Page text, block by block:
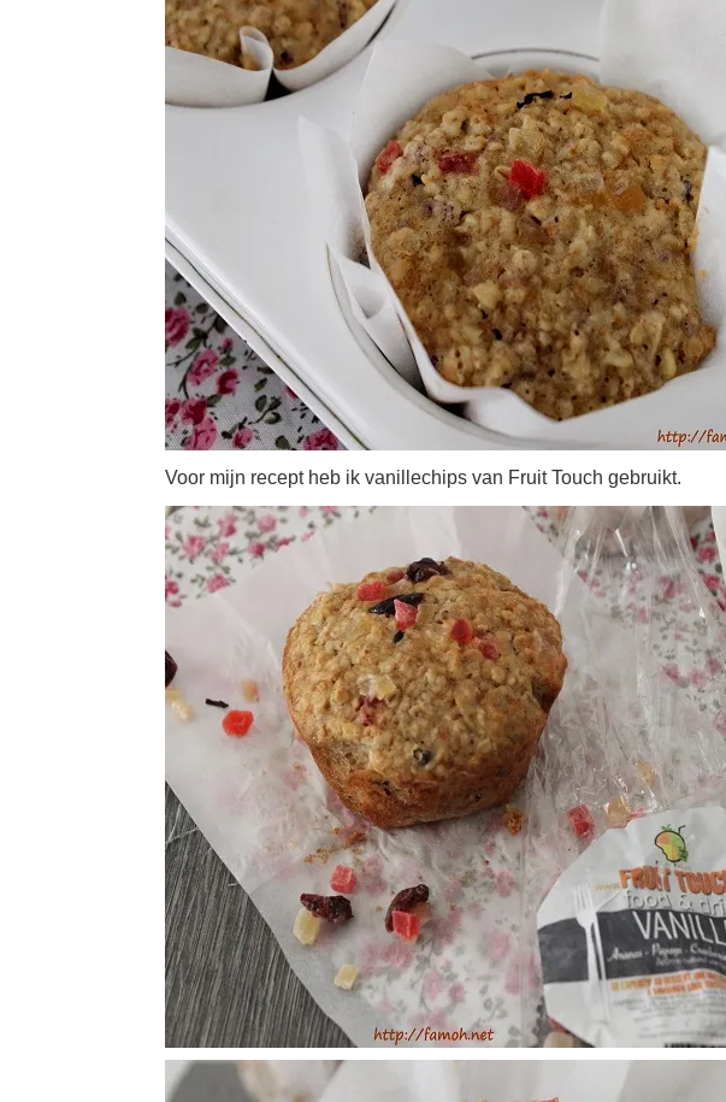
Voor mijn recept heb ik vanillechips van Fruit Touch gebruikt.